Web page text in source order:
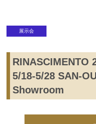
展示会
RINASCIMENTO
5/18-5/28 SAN-
Showroom